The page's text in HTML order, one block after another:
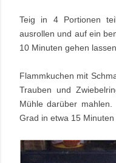
Teig in 4 Portionen
ausrollen und auf ein
10 Minuten gehen lassen.
Flammkuchen mit
Trauben und
Mühle darüber
Grad in etwa 15 Minuten